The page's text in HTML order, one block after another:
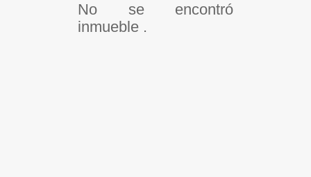
No se encontró
inmueble .